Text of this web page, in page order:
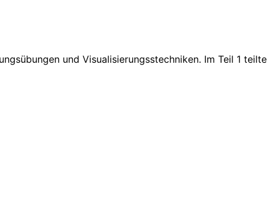
und Visualisierungsstechniken. Im Teil 1 teilte